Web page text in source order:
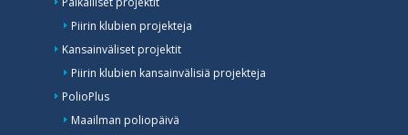
Piirin klubien projekteja
Kansainväliset projektit
Piirin klubien kansainvälisiä projekteja
PolioPlus
Maailman poliopäivä